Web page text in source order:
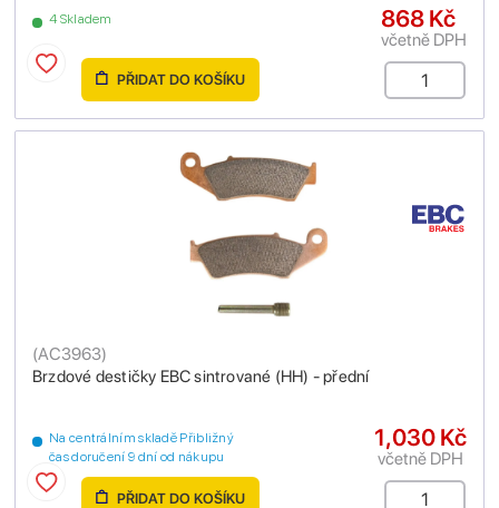
4 Skladem 868 Kč
včetně DPH
PŘIDAT DO KOŠÍKU
Brzdové destičky EBC sintrované (HH) - přední
(AC3963)
Na centrálním skladě Přibližný
čas doručení 9 dní od nákupu
1,030 Kč
včetně DPH
PŘIDAT DO KOŠÍKU